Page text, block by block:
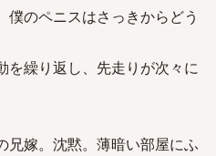
のペニスはさっきからどう
を繰り返し、先走りが次々に
兄嫁。沈黙。薄暗い部屋にふ